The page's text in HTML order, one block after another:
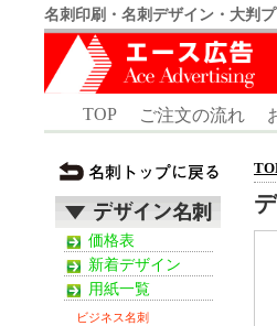
名刺印刷・名刺デザイン・大判
TOP ご注文の流れ
価格表
新着デザイン
用紙一覧
ビジネス名刺